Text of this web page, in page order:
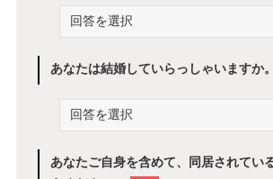
あなたは結婚していらっしゃいますか。
あなたご自身を含めて、同居されてい